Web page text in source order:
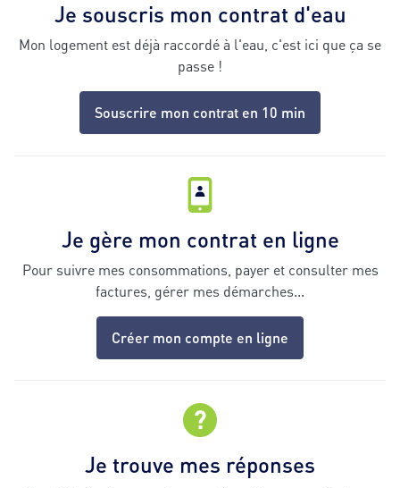
Je souscris mon contrat d'eau
Mon logement est déjà raccordé à l'eau, c'est ici que ça se
passe !
Souscrire mon contrat en 10 min
Je gère mon contrat en ligne
Pour suivre mes consommations, payer et consulter mes
factures, gérer mes démarches...
Créer mon compte en ligne
Je trouve mes réponses